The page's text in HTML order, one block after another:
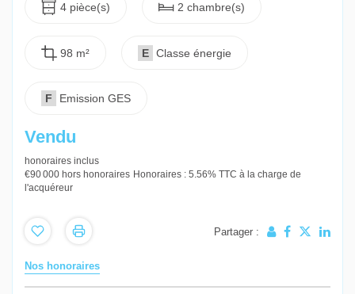
4 pièce(s) 2 chambre(s)
98 m² E Classe énergie
F Emission GES
Vendu
honoraires inclus
€90 000 hors honoraires Honoraires : 5.56% TTC à la charge de
l'acquéreur
Partager :
Nos honoraires